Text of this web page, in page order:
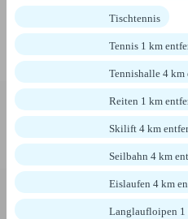
Tischtennis
Tennis 1 km
Tennishalle 4 km
Reiten 1 km
Skilift 4 km
Seilbahn 4 km
Eislaufen 4 km
Langlaufloipen 1